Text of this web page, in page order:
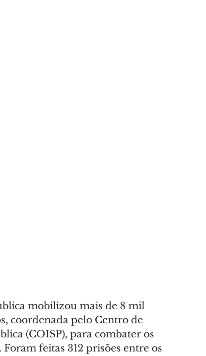
mobilizou mais de 8 mil
coordenada pelo Centro de
(COISP), para combater os
feitas 312 prisões entre os